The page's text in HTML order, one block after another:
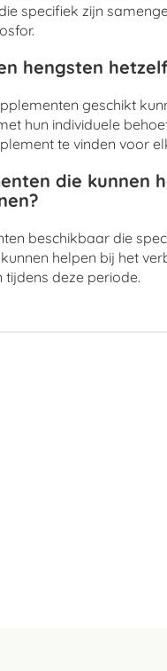
specifiek zijn
hengsten
geschikt
hun individuele
te vinden voor
die kunnen
beschikbaar die
helpen bij het
deze periode.